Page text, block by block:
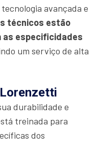
avançada e
técnicos estão
as especificidades
um serviço de alta
durabilidade e
treinada para
dos